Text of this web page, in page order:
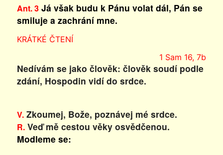
Ant. 3Já však budu k Pánu volat dál, Pán se
smiluje a zachrání mne.
KRÁTKÉ ČTENÍ
1 Sam 16, 7b
Nedívám se jako člověk: člověk soudí podle
zdání, Hospodin vidí do srdce.
V.Zkoumej, Bože, poznávej mé srdce.
R.Veď mě cestou věky osvědčenou.
Modleme se: